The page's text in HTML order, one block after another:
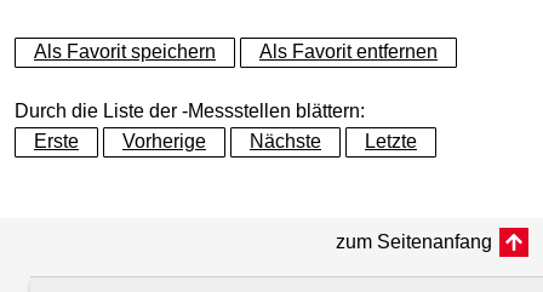
+
−
Als Favorit speichern Als Favorit entfernen
Durch die Liste der -Messstellen blättern:
Erste
Vorherige Nächste Letzte
zum Seitenanfang